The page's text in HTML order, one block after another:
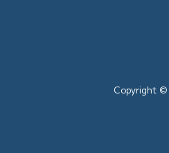
Copyright ©